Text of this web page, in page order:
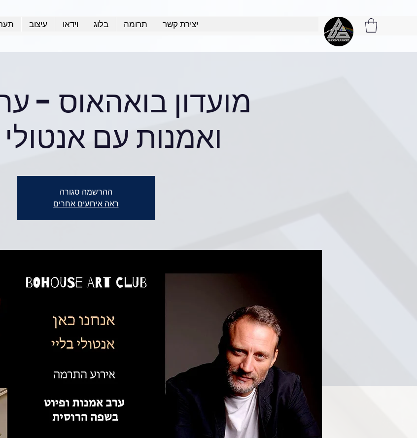
עיצוב וידאו בלוג תרומה יצירת קשר
מועדון בואהאוס -
ואמנות עם אנטולי
ההרשמה סגורה
ראה אירועים אחרים